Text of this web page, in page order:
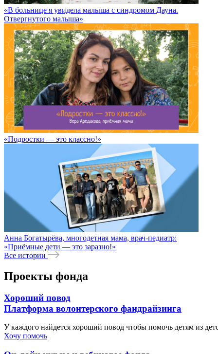
«В больнице я увидела малыша с синдромом Дауна.
Отвергнутого малыша»
«Подростки — это классно!»
Анна Богатырёва, многодетная мама, врач-педиатр:
«Приёмные дети — это заразно!»
Все истории
Проекты фонда
Хороший повод
Платформа волонтерского фандрайзинга
У каждого найдется хороший повод чтобы помочь детям из
Хочу помочь